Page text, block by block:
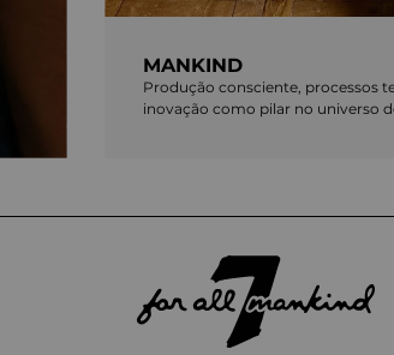
MANKIND
Produção consciente, processos
inovação como pilar no universo